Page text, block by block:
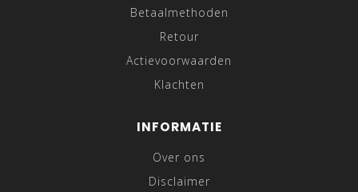
Betaalmethoden
Retour
Actievoorwaarden
Klachten
INFORMATIE
Over ons
Disclaimer